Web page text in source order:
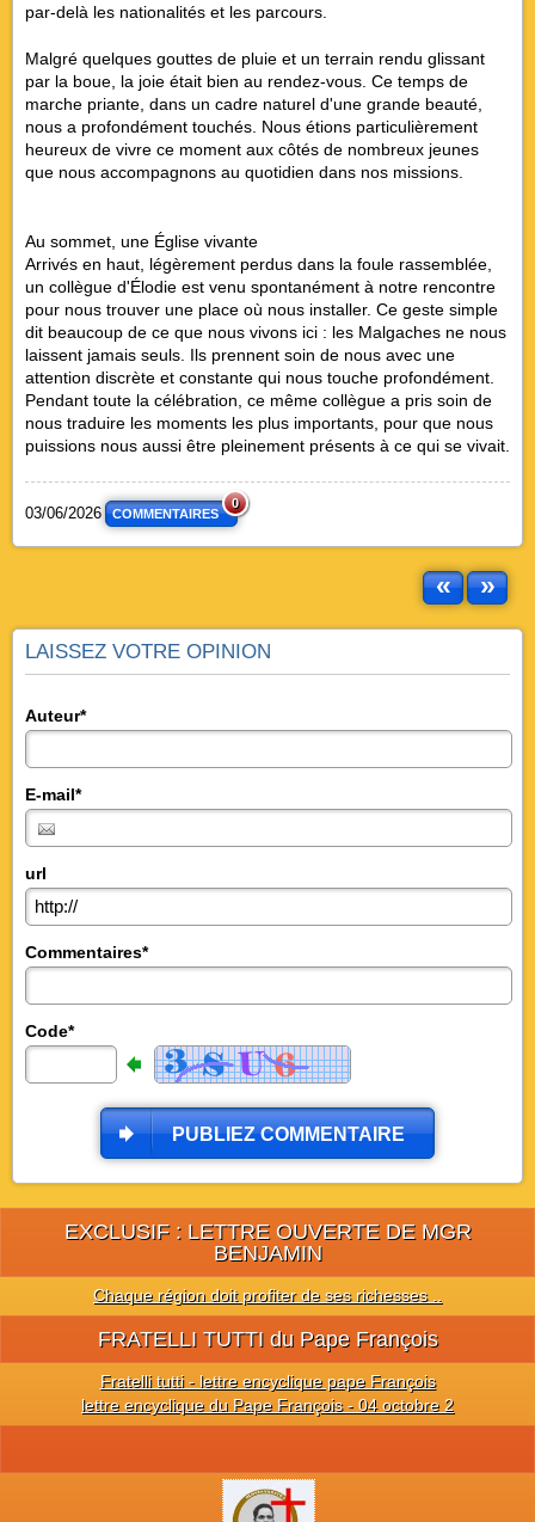
par-delà les nationalités et les parcours.
Malgré quelques gouttes de pluie et un terrain rendu glissant
par la boue, la joie était bien au rendez-vous. Ce temps de
marche priante, dans un cadre naturel d'une grande beauté,
nous a profondément touchés. Nous étions particulièrement
heureux de vivre ce moment aux côtés de nombreux jeunes
que nous accompagnons au quotidien dans nos missions.
Au sommet, une Église vivante
Arrivés en haut, légèrement perdus dans la foule rassemblée,
un collègue d'Élodie est venu spontanément à notre rencontre
pour nous trouver une place où nous installer. Ce geste simple
dit beaucoup de ce que nous vivons ici : les Malgaches ne nous
laissent jamais seuls. Ils prennent soin de nous avec une
attention discrète et constante qui nous touche profondément.
Pendant toute la célébration, ce même collègue a pris soin de
nous traduire les moments les plus importants, pour que nous
puissions nous aussi être pleinement présents à ce qui se vivait.
03/06/2026 COMMENTAIRES
0
« »
LAISSEZ VOTRE OPINION
Auteur*
E-mail*
url
Commentaires*
Code*
PUBLIEZ COMMENTAIRE
EXCLUSIF : LETTRE OUVERTE DE MGR
BENJAMIN
Chaque région doit profiter de ses richesses ..
FRATELLI TUTTI du Pape François
Fratelli tutti - lettre encyclique pape François
lettre encyclique du Pape François - 04 octobre 2